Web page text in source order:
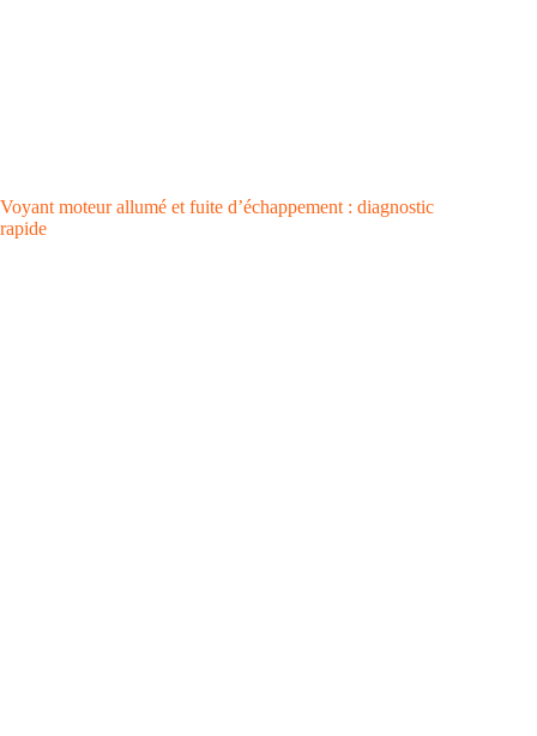
Voyant moteur allumé et fuite d’échappement : diagnostic
rapide